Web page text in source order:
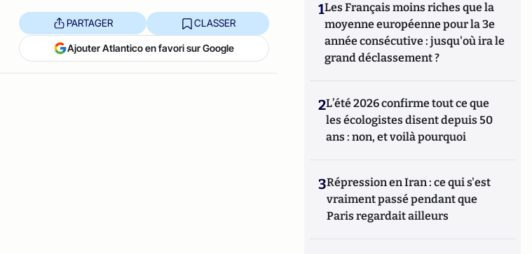
PARTAGER CLASSER
Ajouter Atlantico en favori sur Google
1Les Français moins riches que la
moyenne européenne pour la 3e
année consécutive : jusqu'où ira le
grand déclassement ?
2L’été 2026 confirme tout ce que
les écologistes disent depuis 50
ans : non, et voilà pourquoi
3Répression en Iran : ce qui s'est
vraiment passé pendant que
Paris regardait ailleurs